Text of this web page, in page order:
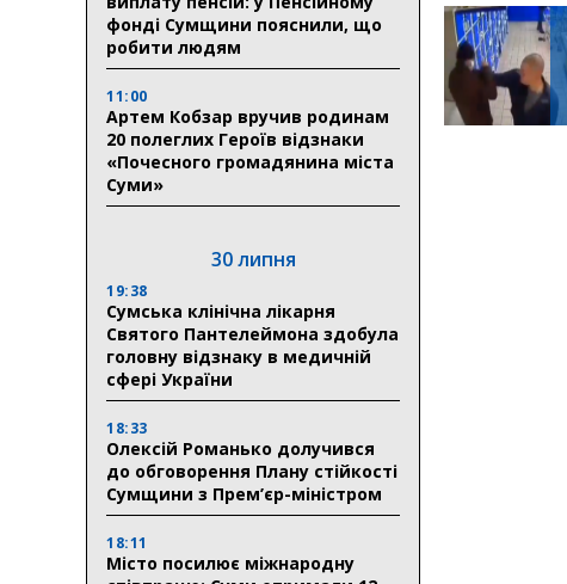
фонді Сумщини пояснили, що
робити людям
11:00
Артем Кобзар вручив родинам
20 полеглих Героїв відзнаки
«Почесного громадянина міста
Суми»
30 липня
19:38
Сумська клінічна лікарня
Святого Пантелеймона здобула
головну відзнаку в медичній
сфері України
18:33
Олексій Романько долучився
до обговорення Плану стійкості
Сумщини з Прем’єр-міністром
18:11
Місто посилює міжнародну